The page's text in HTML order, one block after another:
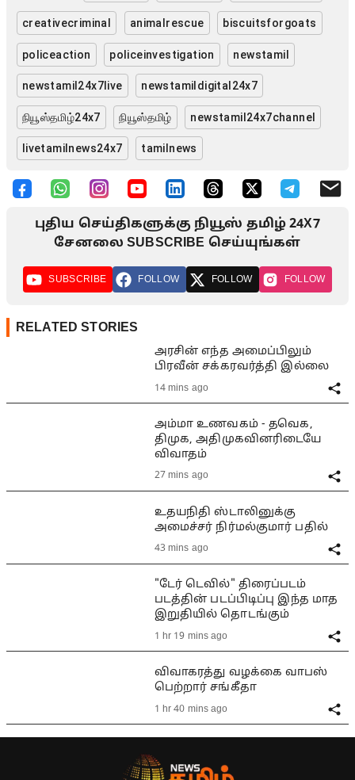
creativecriminal animalrescue biscuitsforgoats
policeaction policeinvestigation newstamil
newstamil24x7live newstamildigital24x7
நியூஸ்தமிழ்24x7 நியூஸ்தமிழ் newstamil24x7channel
livetamilnews24x7 tamilnews
புதிய செய்திகளுக்கு நியூஸ் தமிழ் 24X7
சேனலை SUBSCRIBE செய்யுங்கள்
SUBSCRIBE FOLLOW FOLLOW FOLLOW
RELATED STORIES
அரசின் எந்த அமைப்பிலும்
பிரவீன் சக்கரவர்த்தி இல்லை
14 mins ago
அம்மா உணவகம் - தவெக,
திமுக, அதிமுகவினரிடையே
விவாதம்
27 mins ago
உதயநிதி ஸ்டாலினுக்கு
அமைச்சர் நிர்மல்குமார் பதில்
43 mins ago
"டேர் டெவில்" திரைப்படம்
படத்தின் படப்பிடிப்பு இந்த மாத
இறுதியில் தொடங்கும்
1 hr 19 mins ago
விவாகரத்து வழக்கை வாபஸ்
பெற்றார் சங்கீதா
1 hr 40 mins ago